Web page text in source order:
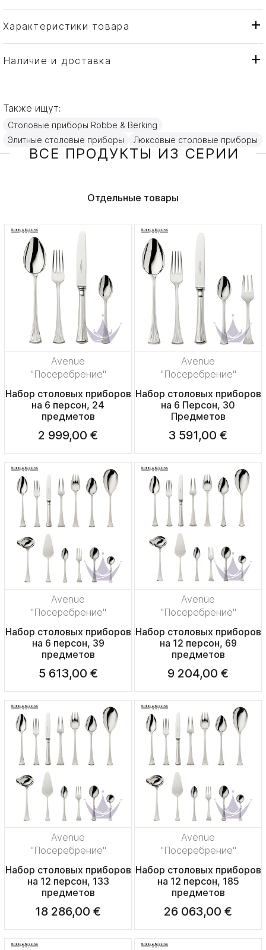
Характеристики товара
Бренд
Robbe & Berking
Страна производителя
Наличие и доставка
Также ищут:
Столовые приборы Robbe & Berking
Элитные столовые приборы
Люксовые столовые приборы
ВСЕ ПРОДУКТЫ ИЗ СЕРИИ
Отдельные товары
Avenue
"Посеребрение"
Набор столовых приборов
на 6 персон, 24
предметов
2 999,00 €
Avenue
"Посеребрение"
Набор столовых приборов
на 6 Персон, 30
Предметов
3 591,00 €
Avenue
"Посеребрение"
Набор столовых приборов
на 6 персон, 39
предметов
5 613,00 €
Avenue
"Посеребрение"
Набор столовых приборов
на 12 персон, 69
предметов
9 204,00 €
Avenue
"Посеребрение"
Набор столовых приборов
на 12 персон, 133
предметов
18 286,00 €
Avenue
"Посеребрение"
Набор столовых приборов
на 12 персон, 185
предметов
26 063,00 €